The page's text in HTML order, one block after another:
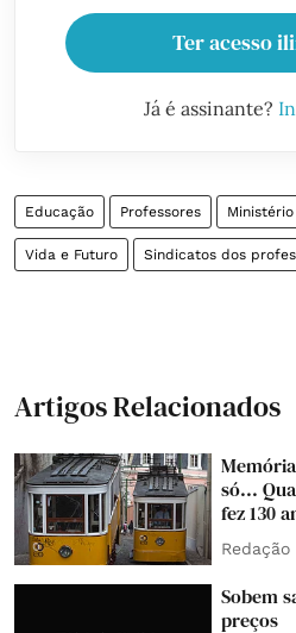
Ter acesso
Já é assinante?
Educação Professores
Vida e Futuro Sindicatos dos
Artigos Relacionados
só...
fez 130
Redação
Sobem
preços